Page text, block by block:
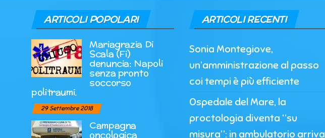
ARTICOLI POPOLARI
Mariagrazia Di
Scala (Fi)
denuncia: Napoli
senza pronto
soccorso
politraumi.
29 Settembre 2018
Campagna
oncologica
ARTICOLI RECENTI
Sonia Montegiove,
un’amministrazione al passo
coi tempi è più efficiente
Ospedale del Mare, la
proctologia diventa “su
misura”: in ambulatorio arriva